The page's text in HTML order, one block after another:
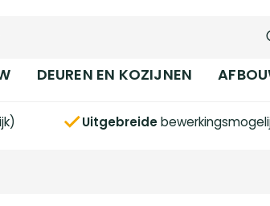
DEUREN EN KOZIJNEN
Uitgebreide